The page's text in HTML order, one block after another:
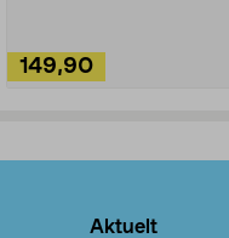
149,90
Aktuelt